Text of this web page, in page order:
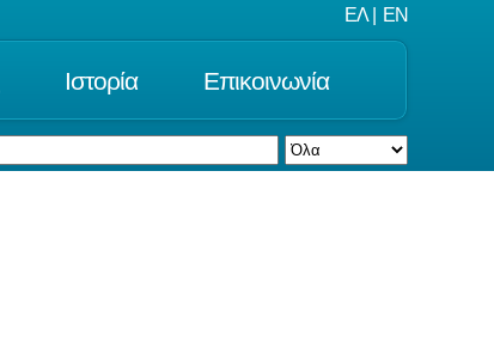
ΕΛ EN
Ιστορία Επικοινωνία